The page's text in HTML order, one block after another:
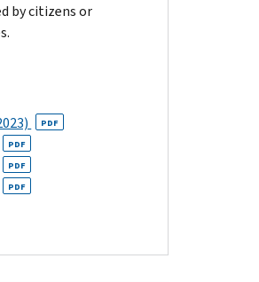
by citizens or
PDF
PDF
PDF
PDF